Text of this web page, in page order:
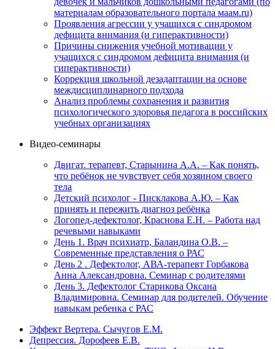
материалам образовательного портала маам.ru)
Проявления агрессии у учащихся с синдромом
дефицита внимания (и гиперактивности)
Причины снижения учебной мотивации у
учащихся с синдромом дефицита внимания (и
гиперактивности)
Коррекция школьной дезадаптации на основе
междисциплинарного подхода
Анализ проблемы сохранения и развития
психологического здоровья педагога в российских
учебных организациях
Видео-семинары
Двигат. терапевт, Старынина А.А. – Как понять,
что ребёнок не чувствует себя хозяином своего
тела
Детский психолог - Писклакова А.Ю. – Как
принять и пережить диагноз ребёнка
Логопед-дефектолог, Краснова Е.Н. – Работа над
речевыми навыками
День 1. Врач психиатр, Баландина О.В. –
Современные представления о РАС
День 2 . Дефектолог, АВА-терапевт Горбакова
Анна Александровна. Семинар с родителями
День 3. Дефектолог Старикова Оксана
Владимировна. Семинар для родителей. Обучение
навыкам ребенка с РАС
Эффект Вертера. Сычугов Е.М.
Депрессия. Дорофеев Е.В.